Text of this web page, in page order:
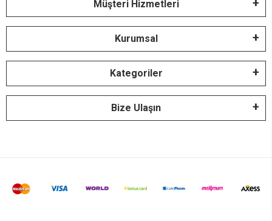
Müşteri Hizmetleri
Kurumsal
Kategoriler
Bize Ulaşın